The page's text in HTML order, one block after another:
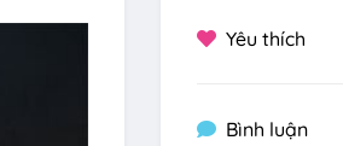
Yêu thích
Bình luận